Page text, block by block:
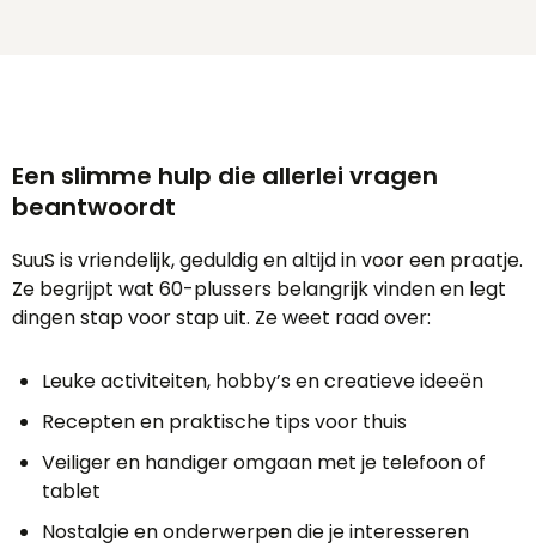
Een slimme hulp die allerlei vragen
beantwoordt
SuuS is vriendelijk, geduldig en altijd in voor een praatje.
Ze begrijpt wat 60-plussers belangrijk vinden en legt
dingen stap voor stap uit. Ze weet raad over:
Leuke activiteiten, hobby’s en creatieve ideeën
Recepten en praktische tips voor thuis
Veiliger en handiger omgaan met je telefoon of
tablet
Nostalgie en onderwerpen die je interesseren